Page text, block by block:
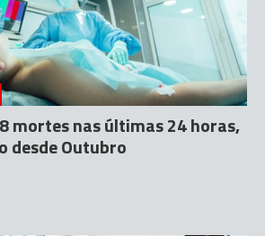
mortes nas últimas 24 horas,
desde Outubro